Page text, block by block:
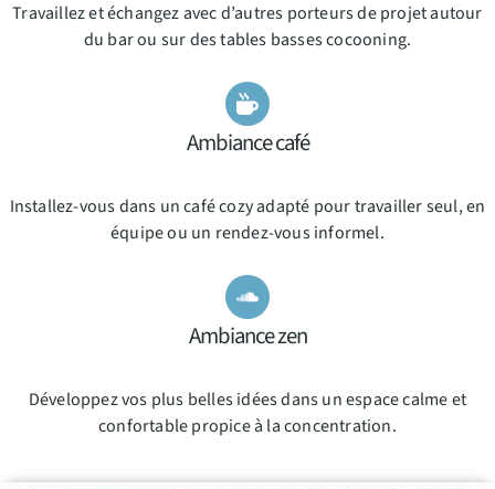
Travaillez et échangez avec d’autres porteurs de projet autour
du bar ou sur des tables basses cocooning.
Ambiance café
Installez-vous dans un café cozy adapté pour travailler seul, en
équipe ou un rendez-vous informel.
Ambiance zen
Développez vos plus belles idées dans un espace calme et
confortable propice à la concentration.